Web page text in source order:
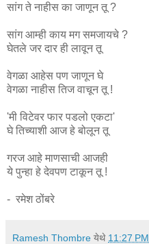
सांग ते नाहीस का जाणून तू ?
सांग आम्ही काय मग समजायचे ?
घेतले जर दार ही लावून तू
वेगळा आहेस पण जाणून घे
वेगळा नाहीस तिज वाचून तू !
'मी विटेवर फार पडलो एकटा'
घे तिच्याशी आज हे बोलून तू
गरज आहे माणसाची आजही
ये पुन्हा हे देवपण टाकून तू !
- रमेश ठोंबरे
Ramesh Thombre येथे 11:27 PM